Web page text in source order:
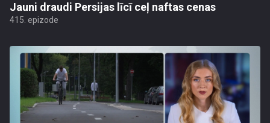
Jauni draudi Persijas līcī ceļ naftas cenas
415. epizode